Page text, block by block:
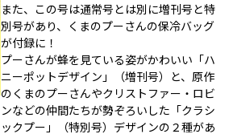
また、この号は通常号とは別に増刊号と特
別号があり、くまのプーさんの保冷バッグ
が付録に！
プーさんが蜂を見ている姿がかわいい「ハ
ニーポットデザイン」（増刊号）と、原作
のくまのプーさんやクリストファー・ロビ
ンなどの仲間たちが勢ぞろいした「クラシ
ックプー」（特別号）デザインの２種があ